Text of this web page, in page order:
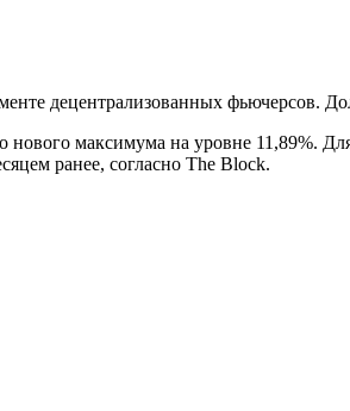
децентрализованных фьючерсов.
максимума на уровне 11,89%.
ранее, согласно The Block.